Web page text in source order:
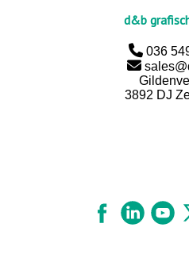
d&b
036
3892 DJ